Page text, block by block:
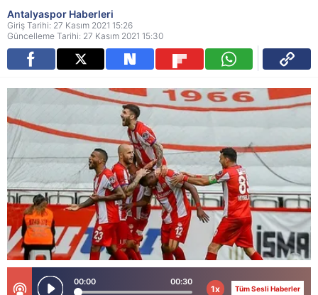
Antalyaspor Haberleri
Giriş Tarihi: 27 Kasım 2021 15:26
Güncelleme Tarihi: 27 Kasım 2021 15:30
00:30
00:00
1x Tüm Sesli Haberler